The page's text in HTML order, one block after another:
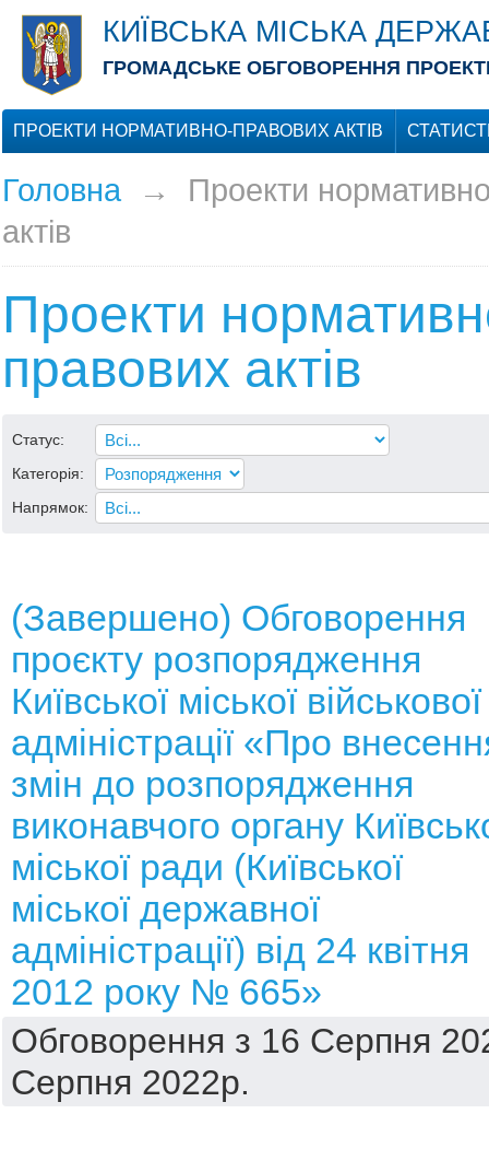
КИЇВСЬКА МІСЬКА
ГРОМАДСЬКЕ ОБГОВОРЕННЯ
ПРОЕКТИ НОРМАТИВНО-ПРАВОВИХ АКТІВ
Головна→ Проекти
актів
Проекти
правових актів
Статус:
Категорія:
Напрямок:
(Завершено) Обговорення
проєкту розпорядження
Київської міської військової
адміністрації «Про
змін до розпорядження
виконавчого органу
міської ради (Київської
міської державної
адміністрації) від 24 квітня
2012 року № 665»
Обговорення з 16 Серпня
Серпня 2022р.